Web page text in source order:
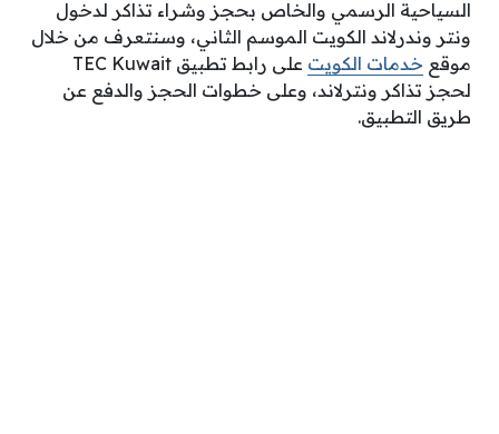
السياحية الرسمي والخاص بحجز وشراء تذاكر لدخول
ونتر وندرلاند الكويت الموسم الثاني، وسنتعرف من خلال
موقع خدمات الكويت
على رابط تطبيق TEC Kuwait
لحجز تذاكر ونترلاند، وعلى خطوات الحجز والدفع عن
طريق التطبيق.